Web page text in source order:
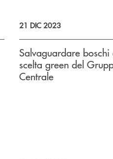
21 DIC 2023
Salvaguardare
scelta green del
Centrale